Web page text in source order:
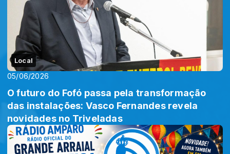
Local
05/06/2026
O futuro do Fofó passa pela transformação
das instalações: Vasco Fernandes revela
novidades no Triveladas